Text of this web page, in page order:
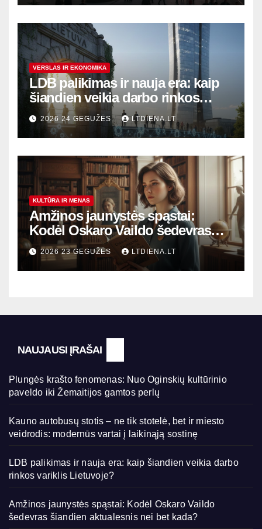
VERSLAS IR EKONOMIKA
LDB palikimas ir nauja era: kaip
šiandien veikia darbo rinkos
variklis Lietuvoje?
2026 24 GEGUŽĖS LTDIENA.LT
KULTŪRA IR MENAS
Amžinos jaunystės spąstai:
Kodėl Oskaro Vaildo šedevras
šiandien aktualesnis nei bet
kada?
2026 23 GEGUŽĖS LTDIENA.LT
NAUJAUSI ĮRAŠAI
Plungės krašto fenomenas: Nuo Oginskių kultūrinio
paveldo iki Žemaitijos gamtos perlų
Kauno autobusų stotis – ne tik stotelė, bet ir miesto
veidrodis: modernūs vartai į laikinąją sostinę
LDB palikimas ir nauja era: kaip šiandien veikia darbo
rinkos variklis Lietuvoje?
Amžinos jaunystės spąstai: Kodėl Oskaro Vaildo
šedevras šiandien aktualesnis nei bet kada?